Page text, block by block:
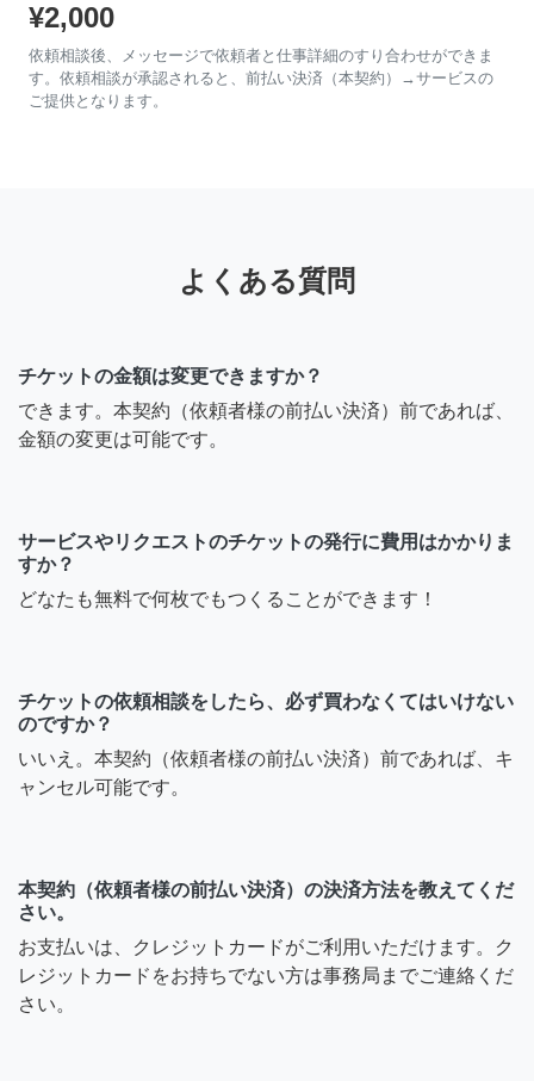
¥2,000
依頼相談後、メッセージで依頼者と仕事詳細のすり合わせができま
す。依頼相談が承認されると、前払い決済（本契約）→サービスの
ご提供となります。
よくある質問
チケットの金額は変更できますか？
できます。本契約（依頼者様の前払い決済）前であれば、
金額の変更は可能です。
サービスやリクエストのチケットの発行に費用はかかりま
すか？
どなたも無料で何枚でもつくることができます！
チケットの依頼相談をしたら、必ず買わなくてはいけない
のですか？
いいえ。本契約（依頼者様の前払い決済）前であれば、キ
ャンセル可能です。
本契約（依頼者様の前払い決済）の決済方法を教えてくだ
さい。
お支払いは、クレジットカードがご利用いただけます。ク
レジットカードをお持ちでない方は事務局までご連絡くだ
さい。